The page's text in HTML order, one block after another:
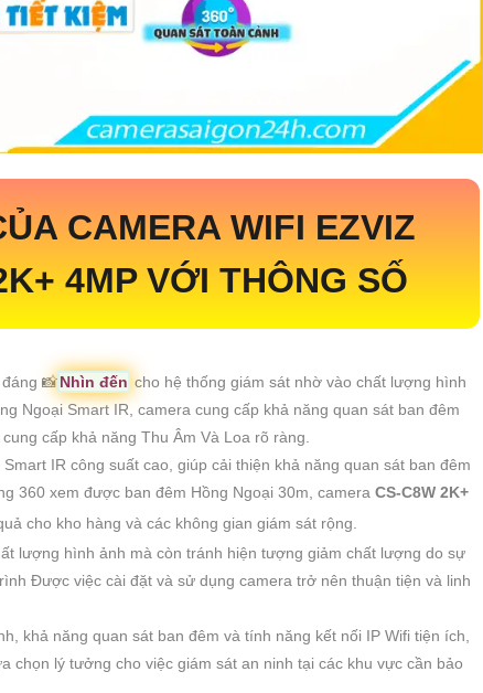
CAMERA WIFI EZVIZ
4MP VỚI THÔNG SỐ
📸Nhìn đến cho hệ thống giám sát nhờ vào chất lượng hình
Ngoại Smart IR, camera cung cấp khả năng quan sát ban đêm
cấp khả năng Thu Âm Và Loa rõ ràng.
IR công suất cao, giúp cải thiện khả năng quan sát ban đêm
360 xem được ban đêm Hồng Ngoại 30m, camera CS-C8W 2K+
cho kho hàng và các không gian giám sát rộng.
lượng hình ảnh mà còn tránh hiện tượng giảm chất lượng do sự
Được việc cài đặt và sử dụng camera trở nên thuận tiện và linh
khả năng quan sát ban đêm và tính năng kết nối IP Wifi tiện ích,
chọn lý tưởng cho việc giám sát an ninh tại các khu vực cần bảo